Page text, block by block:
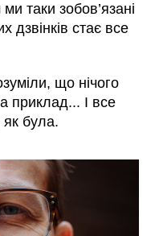
таки зобов’язані
дзвінків стає все
що нічого
приклад... І все
як була.